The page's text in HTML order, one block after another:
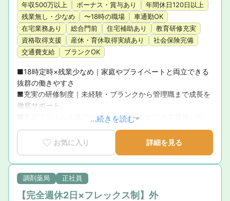
年収500万以上 ボーナス・賞与あり
年間休日120日以上
残業無し・少なめ
〜18時の職場
車通勤OK
在宅業務あり
総合門前 住宅補助あり
教育研修充実
資格取得支援
産休・育休取得実績あり
社会保険完備
交通費支給
ブランクOK
■18時定時×残業少なめ｜家庭やプライベートと両立できる
抜群の働きやすさ
■充実の研修制度｜未経験・ブランクから管理職まで成長を
徹底サポート
■東証プライム上場グループ｜「強固なビジネス基盤」が母
体の圧倒的な安心感
■育休復帰率100％！｜ライフステージの変化に寄り添う手
厚いサポート体制
■新卒3年定着率95.5％｜「社員が転職活動をしなくていい
環境」を追求した実績
...続きを読む
お気に入り 詳細を見る
調剤薬局 正社員
【完全週休2日×フレックス制】外